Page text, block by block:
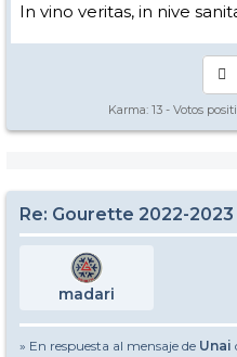
www.le64.fr
Conseiller départemental du
Vice-président en charge des
Délégué au plan montagne -
In vino veritas, in nive
Karma: 13 - Votos
Re: Gourette 2022-2023
madari
» En respuesta al mensaje de Unai